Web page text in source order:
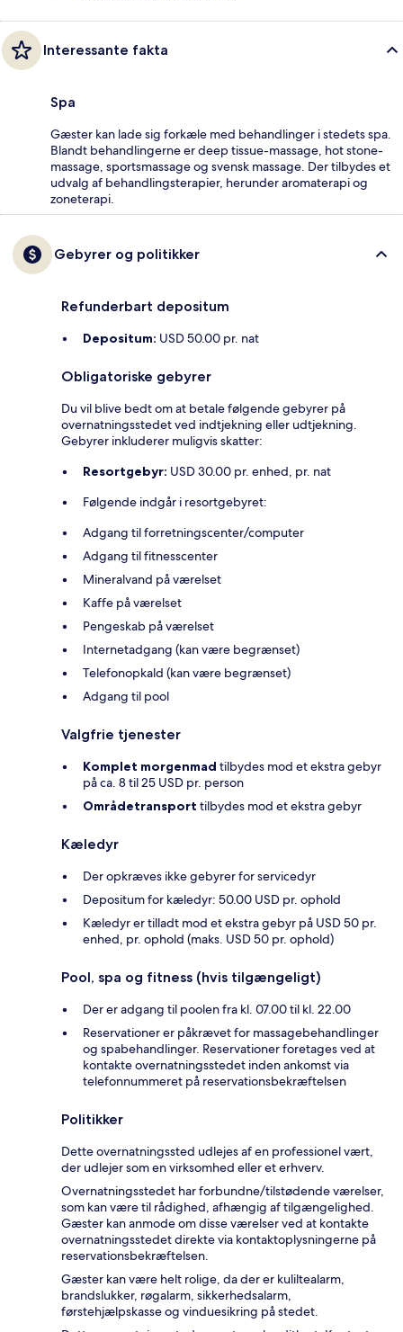
Interessante fakta
Spa
Gæster kan lade sig forkæle med behandlinger i stedets spa.
Blandt behandlingerne er deep tissue-massage, hot stone-
massage, sportsmassage og svensk massage. Der tilbydes et
udvalg af behandlingsterapier, herunder aromaterapi og
zoneterapi.
Gebyrer og politikker
Refunderbart depositum
Depositum: USD 50.00 pr. nat
Obligatoriske gebyrer
Du vil blive bedt om at betale følgende gebyrer på
overnatningsstedet ved indtjekning eller udtjekning.
Gebyrer inkluderer muligvis skatter:
Resortgebyr: USD 30.00 pr. enhed, pr. nat
Følgende indgår i resortgebyret:
Adgang til forretningscenter/computer
Adgang til fitnesscenter
Mineralvand på værelset
Kaffe på værelset
Pengeskab på værelset
Internetadgang (kan være begrænset)
Telefonopkald (kan være begrænset)
Adgang til pool
Valgfrie tjenester
Komplet morgenmad tilbydes mod et ekstra gebyr
på ca. 8 til 25 USD pr. person
Områdetransport tilbydes mod et ekstra gebyr
Kæledyr
Der opkræves ikke gebyrer for servicedyr
Depositum for kæledyr: 50.00 USD pr. ophold
Kæledyr er tilladt mod et ekstra gebyr på USD 50 pr.
enhed, pr. ophold (maks. USD 50 pr. ophold)
Pool, spa og fitness (hvis tilgængeligt)
Der er adgang til poolen fra kl. 07.00 til kl. 22.00
Reservationer er påkrævet for massagebehandlinger
og spabehandlinger. Reservationer foretages ved at
kontakte overnatningsstedet inden ankomst via
telefonnummeret på reservationsbekræftelsen
Politikker
Dette overnatningssted udlejes af en professionel vært,
der udlejer som en virksomhed eller et erhverv.
Overnatningsstedet har forbundne/tilstødende værelser,
som kan være til rådighed, afhængig af tilgængelighed.
Gæster kan anmode om disse værelser ved at kontakte
overnatningsstedet direkte via kontaktoplysningerne på
reservationsbekræftelsen.
Gæster kan være helt rolige, da der er kuliltealarm,
brandslukker, røgalarm, sikkerhedsalarm,
førstehjælpskasse og vinduesikring på stedet.